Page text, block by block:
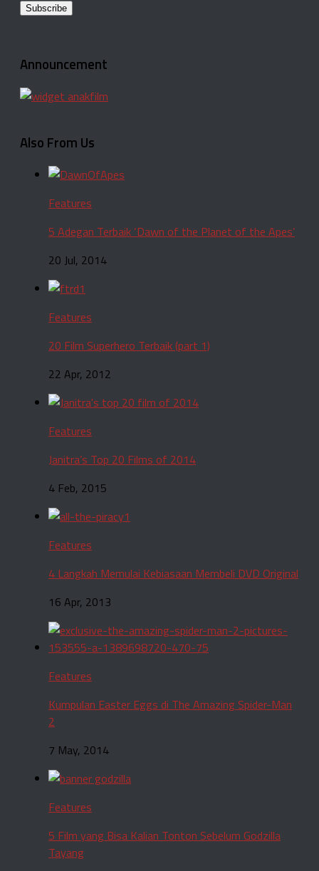
Announcement
Also From Us
Features
5 Adegan Terbaik ‘Dawn of the Planet of the Apes’
20 Jul, 2014
Features
20 Film Superhero Terbaik (part 1)
22 Apr, 2012
Features
Janitra’s Top 20 Films of 2014
4 Feb, 2015
Features
4 Langkah Memulai Kebiasaan Membeli DVD Original
16 Apr, 2013
Features
Kumpulan Easter Eggs di The Amazing Spider-Man
2
7 May, 2014
Features
5 Film yang Bisa Kalian Tonton Sebelum Godzilla
Tayang